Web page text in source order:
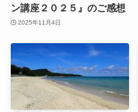
ン講座２０２５』のご感想
2025年11月4日